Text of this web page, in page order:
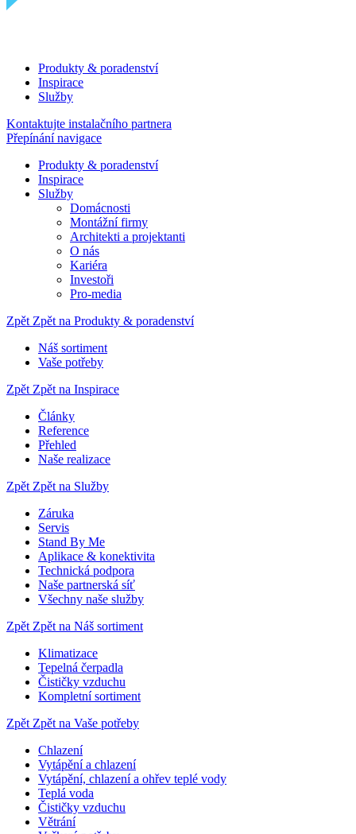
Produkty & poradenství
Inspirace
Služby
Kontaktujte instalačního partnera
Přepínání navigace
Produkty & poradenství
Inspirace
Služby
Domácnosti
Montážní firmy
Architekti a projektanti
O nás
Kariéra
Investoři
Pro-media
Zpět Zpět na Produkty & poradenství
Náš sortiment
Vaše potřeby
Zpět Zpět na Inspirace
Články
Reference
Přehled
Naše realizace
Zpět Zpět na Služby
Záruka
Servis
Stand By Me
Aplikace & konektivita
Technická podpora
Naše partnerská síť
Všechny naše služby
Zpět Zpět na Náš sortiment
Klimatizace
Tepelná čerpadla
Čističky vzduchu
Kompletní sortiment
Zpět Zpět na Vaše potřeby
Chlazení
Vytápění a chlazení
Vytápění, chlazení a ohřev teplé vody
Teplá voda
Čističky vzduchu
Větrání